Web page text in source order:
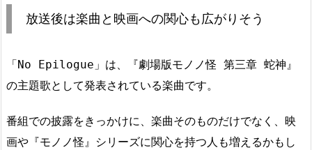
放送後は楽曲と映画への関心も広がりそう
「No Epilogue」は、『劇場版モノノ怪 第三章 蛇神』
の主題歌として発表されている楽曲です。
番組での披露をきっかけに、楽曲そのものだけでなく、映
画や『モノノ怪』シリーズに関心を持つ人も増えるかもし